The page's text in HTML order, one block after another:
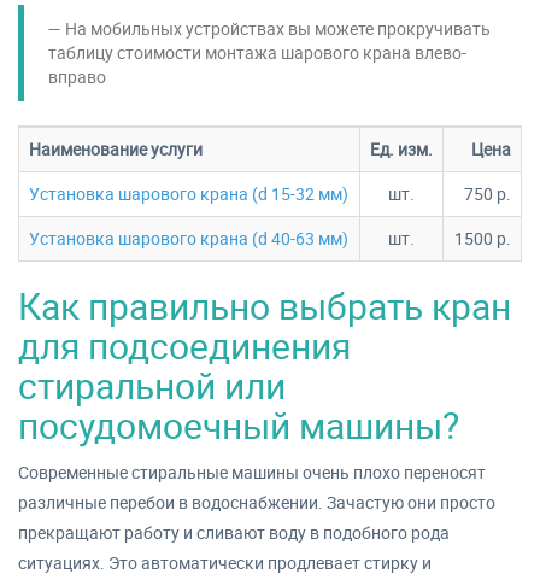
На мобильных устройствах вы можете прокручивать
таблицу стоимости монтажа шарового крана влево-
вправо
Наименование услуги Ед. изм.
Цена
Установка шарового крана (d 15-32 мм)
шт.
750 р.
Установка шарового крана (d 40-63 мм)
шт. 1500 р.
Как правильно выбрать кран
для подсоединения
стиральной или
посудомоечный машины?
Современные стиральные машины очень плохо переносят
различные перебои в водоснабжении. Зачастую они просто
прекращают работу и сливают воду в подобного рода
ситуациях. Это автоматически продлевает стирку и